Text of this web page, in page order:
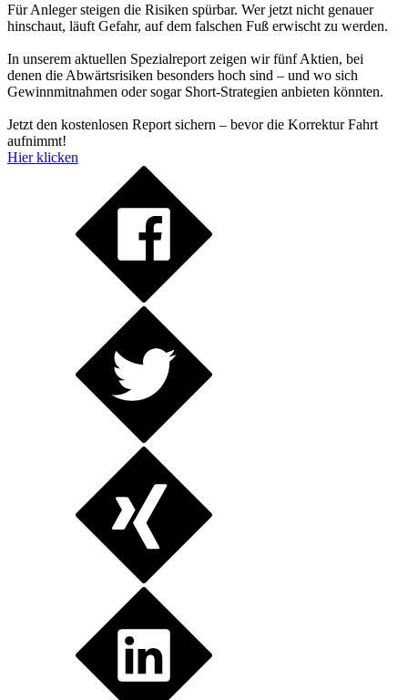
Für Anleger steigen die Risiken spürbar. Wer jetzt nicht genauer
hinschaut, läuft Gefahr, auf dem falschen Fuß erwischt zu werden.
In unserem aktuellen Spezialreport zeigen wir fünf Aktien, bei
denen die Abwärtsrisiken besonders hoch sind – und wo sich
Gewinnmitnahmen oder sogar Short-Strategien anbieten könnten.
Jetzt den kostenlosen Report sichern – bevor die Korrektur Fahrt
aufnimmt!
Hier klicken